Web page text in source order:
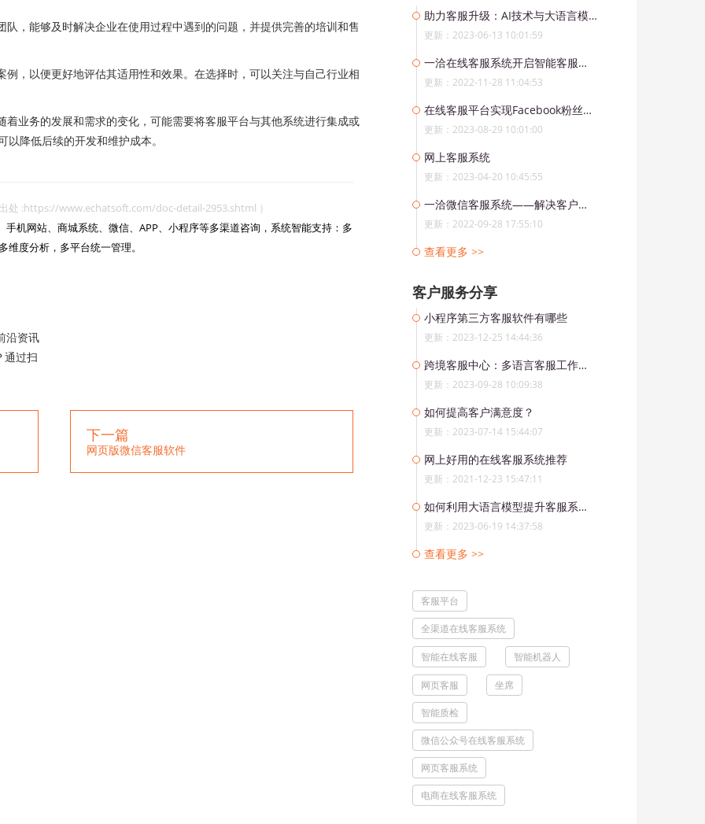
能够及时解决企业在使用过程中遇到的问题，并提供完善的培训和售
以便更好地评估其适用性和效果。在选择时，可以关注与自己行业相
务的发展和需求的变化，可能需要将客服平台与其他系统进行集成或
降低后续的开发和维护成本。
处 :https://www.echatsoft.com/doc-detail-2953.shtml ）
机网站、商城系统、微信、APP、小程序等多渠道咨询，系统智能支持：多
度分析，多平台统一管理。
沿资讯
通过扫
下一篇
网页版微信客服软件
助力客服升级：AI技术与大语言模型融合的新型客服系统
更新：2023-06-13 10:01:59
一洽在线客服系统开启智能客服时代
更新：2022-11-28 11:04:53
在线客服平台实现Facebook粉丝私聊消息实时回复和智能化处理
更新：2023-08-29 10:01:00
网上客服系统
更新：2023-04-20 10:45:55
一洽微信客服系统——解决客户转化率低的问题
更新：2022-09-28 17:55:10
查看更多 >>
客户服务分享
小程序第三方客服软件有哪些
更新：2023-12-25 14:44:36
跨境客服中心：多语言客服工作台助您打开全球市场
更新：2023-09-28 10:09:38
如何提高客户满意度？
更新：2023-07-14 15:44:07
网上好用的在线客服系统推荐
更新：2021-12-23 15:47:11
如何利用大语言模型提升客服系统的响应速度和智能化水平
更新：2023-06-19 14:37:58
查看更多 >>
客服平台
全渠道在线客服系统
智能在线客服 智能机器人
网页客服 坐席
智能质检
微信公众号在线客服系统
网页客服系统
电商在线客服系统